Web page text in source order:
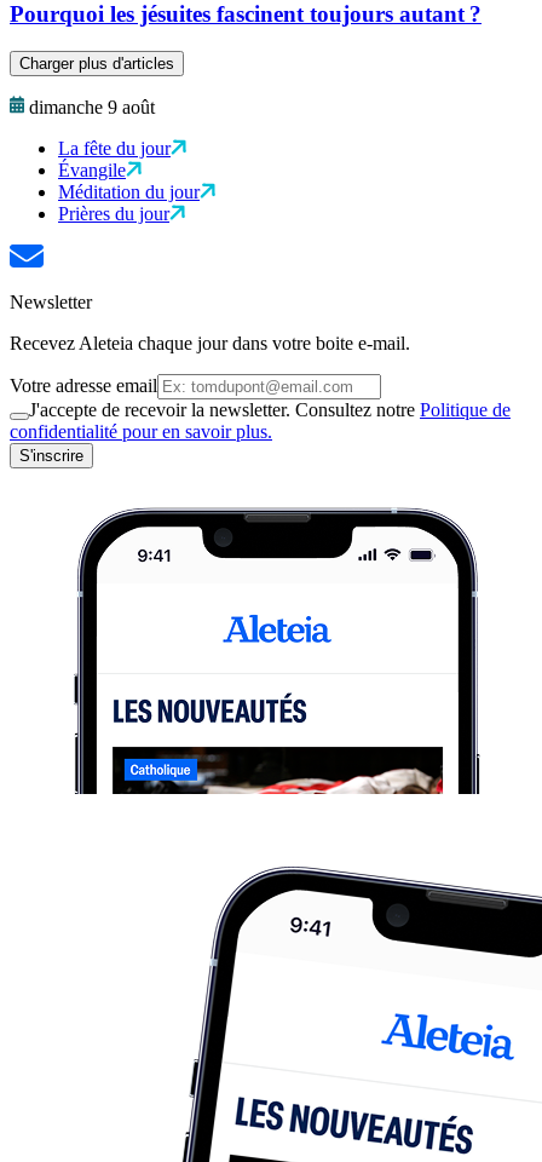
Pourquoi les jésuites fascinent toujours autant ?
Charger plus d'articles
dimanche 9 août
La fête du jour
Évangile
Méditation du jour
Prières du jour
Newsletter
Recevez Aleteia chaque jour dans votre boite e-mail.
Votre adresse email
J'accepte de recevoir la newsletter. Consultez notre Politique de
confidentialité pour en savoir plus.
S'inscrire